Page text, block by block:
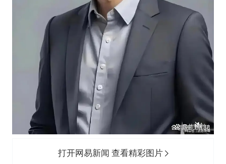
打开网易新闻 查看精彩图片